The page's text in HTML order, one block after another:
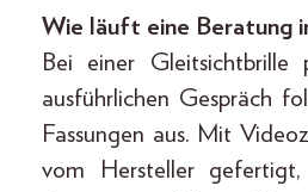
Wie läuft eine Beratung
Bei einer
ausführlichen Gespräch
Fassungen aus. Mit
vom Hersteller